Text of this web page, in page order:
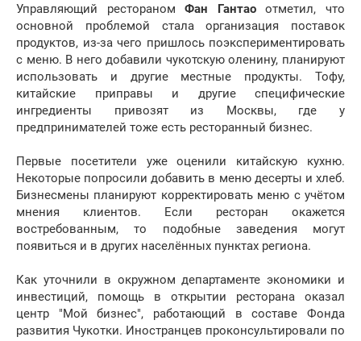
Управляющий рестораномФан Гантаоотметил, что
основной проблемой стала организация поставок
продуктов, из-за чего пришлось поэкспериментировать
с меню. В него добавили чукотскую оленину, планируют
использовать и другие местные продукты. Тофу,
китайские приправы и другие специфические
ингредиенты привозят из Москвы, где у
предпринимателей тоже есть ресторанный бизнес.
Первые посетители уже оценили китайскую кухню.
Некоторые попросили добавить в меню десерты и хлеб.
Бизнесмены планируют корректировать меню с учётом
мнения клиентов. Если ресторан окажется
востребованным, то подобные заведения могут
появиться и в других населённых пунктах региона.
Как уточнили в окружном департаменте экономики и
инвестиций, помощь в открытии ресторана оказал
центр "Мой бизнес", работающий в составе Фонда
развития Чукотки. Иностранцев проконсультировали по